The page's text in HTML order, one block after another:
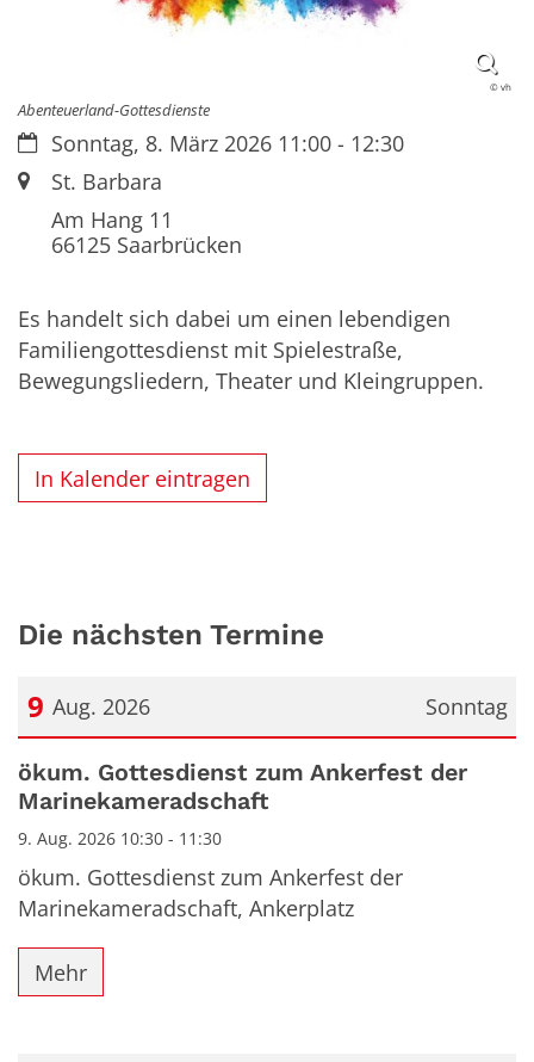
© vh
Abenteuerland-Gottesdienste
Datum:Sonntag, 8. März 2026 11:00 - 12:30
Ort:St. Barbara
Am Hang 11
66125Saarbrücken
Es handelt sich dabei um einen lebendigen
Familiengottesdienst mit Spielestraße,
Bewegungsliedern, Theater und Kleingruppen.
In Kalender eintragen
Die nächsten Termine
Sonntag
9 Aug. 2026
Datum: 9. August 2026
ökum. Gottesdienst zum Ankerfest der
Marinekameradschaft
9. Aug. 2026 10:30 - 11:30
ökum. Gottesdienst zum Ankerfest der
Marinekameradschaft, Ankerplatz
Mehr